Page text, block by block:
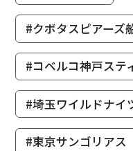
#クボタスピアーズ
#コベルコ神戸ステ
#埼玉ワイルドナイ
#東京サンゴリアス